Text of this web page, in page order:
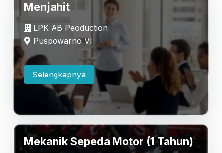
Menjahit
LPK AB Peoduction
Puspowarno VI
Selengkapnya
Mekanik Sepeda Motor (1 Tahun)